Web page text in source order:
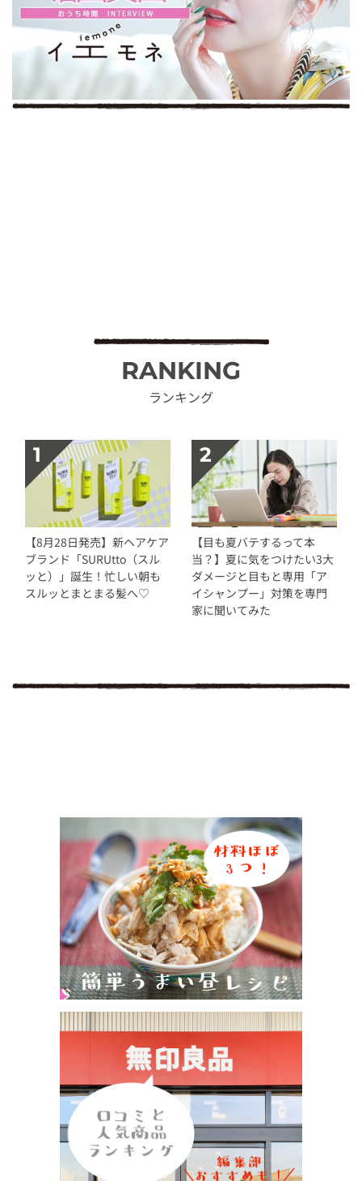
RANKING
ランキング
【8月28日発売】新ヘアケア
ブランド「SURUtto（スル
ッと）」誕生！忙しい朝も
スルッとまとまる髪へ♡
【目も夏バテするって本
当？】夏に気をつけたい3大
ダメージと目もと専用「ア
イシャンプー」対策を専門
家に聞いてみた